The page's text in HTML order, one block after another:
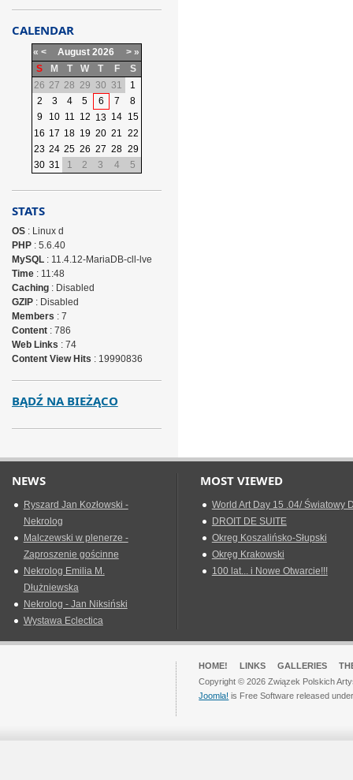
CALENDAR
« < August 2026 > »
S
M T W T F
S
26 27 28 29 30 31
1
2
3 4 5 6 7
8
9
10 11 12 13 14 15
16 17 18 19 20 21 22
23 24 25 26 27 28 29
30 31 1 2 3 4 5
STATS
OS: Linux d
PHP: 5.6.40
MySQL: 11.4.12-MariaDB-cll-lve
Time: 11:48
Caching: Disabled
GZIP: Disabled
Members : 7
Content: 786
Web Links : 74
Content View Hits : 19990836
BĄDŹ NA BIEŻĄCO
NEWS
Ryszard Jan Kozłowski -
Nekrolog
Malczewski w plenerze -
Zaproszenie gościnne
Nekrolog Emilia M.
Dłużniewska
Nekrolog - Jan Niksiński
Wystawa Eclectica
MOST VIEWED
World Art Day 15 .04/ Światowy
DROIT DE SUITE
Okreg Koszalińsko-Słupski
Okręg Krakowski
100 lat... i Nowe Otwarcie!!!
HOME! LINKS GALLERIES
Copyright © 2026 Związek Polskich
Joomla! is Free Software released